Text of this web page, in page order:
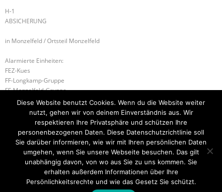
H-1
ABSICHERUNG
in Monzelfeld / Ortsteil Monzelfeld
Alarmierte Einheiten:
FEZ-Kues
FF-Longkamp-Gruppe
FF-Monzelfeld-Gruppe
WL-Bernkastel-Kues
B-2 BRANDMELDEANLAGE
G-1 AUSLAUFENDE BETRIEBSSTOFFE
Startseite Einsätze Mitglied werden Über uns
Kontakt
Diese Website benutzt Cookies. Wenn du die Website weiter
nutzt, gehen wir von deinem Einverständnis aus. Wir
respektieren Ihre Privatsphäre und schützen Ihre
personenbezogenen Daten. Diese Datenschutzrichtlinie soll
Sie darüber informieren, wie wir mit Ihren persönlichen Daten
umgehen, wenn Sie unsere Webseite besuchen. Das gilt
unabhängig davon, von wo aus Sie zu uns kommen. Sie
erhalten außerdem Informationen über Ihre
Persönlichkeitsrechte und wie das Gesetz Sie schützt.